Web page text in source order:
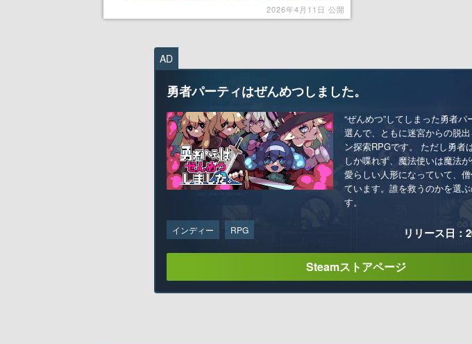
ロミなどの装飾アイテムが販売開始2026年4月11日 公開
AD
勇者パーティはぜんめつしました。
“ぜんめつ”してしまった勇者
選んで、ともに迷宮からの脱
ン探索RPGです。 ただし勇者
しか喋れず、魔法使いは魔法
愛らしい人形になっていて、
ています。誰を救うのかを選
す。
インディー RPG リリース日：
Steamストアページ